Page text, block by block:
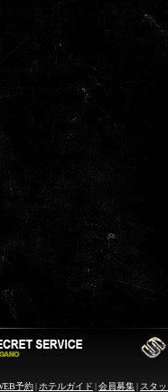
予約| ホテルガイド |会員募集| スタ